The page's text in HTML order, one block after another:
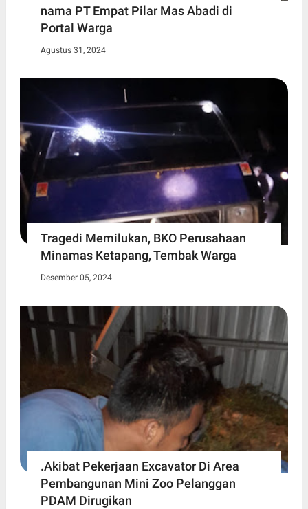
nama PT Empat Pilar Mas Abadi di
Portal Warga
Agustus 31, 2024
Tragedi Memilukan, BKO Perusahaan
Minamas Ketapang, Tembak Warga
Desember 05, 2024
.Akibat Pekerjaan Excavator Di Area
Pembangunan Mini Zoo Pelanggan
PDAM Dirugikan